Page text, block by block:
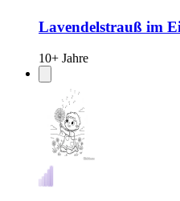
Lavendelstrauß im
10+ Jahre